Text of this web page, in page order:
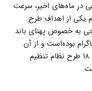
در ماه‌های اخیر، سرعت
یکی از اهداف طرح
به خصوص پهنای باند
بوده‌است و از آن
به‌عنوان «اعمال خط مشی ترافیکی» (ماده ۱۸ طرح نظام تنظیم